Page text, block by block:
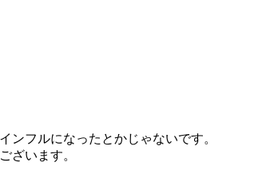
ンフルになったとかじゃないです。
ざいます。